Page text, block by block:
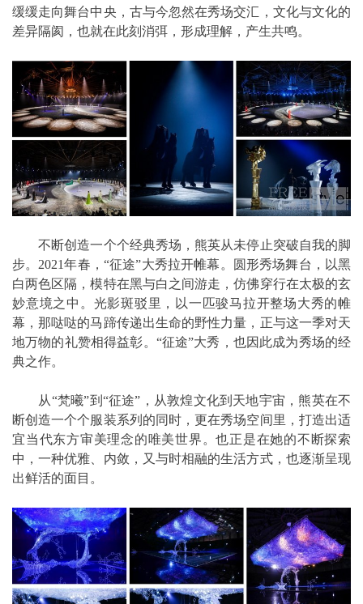
缓缓走向舞台中央，古与今忽然在秀场交汇，文化与文化的
差异隔阂，也就在此刻消弭，形成理解，产生共鸣。
不断创造一个个经典秀场，熊英从未停止突破自我的脚
步。2021年春，“征途”大秀拉开帷幕。圆形秀场舞台，以黑
白两色区隔，模特在黑与白之间游走，仿佛穿行在太极的玄
妙意境之中。光影斑驳里，以一匹骏马拉开整场大秀的帷
幕，那哒哒的马蹄传递出生命的野性力量，正与这一季对天
地万物的礼赞相得益彰。“征途”大秀，也因此成为秀场的经
典之作。
从“梵曦”到“征途”，从敦煌文化到天地宇宙，熊英在不
断创造一个个服装系列的同时，更在秀场空间里，打造出适
宜当代东方审美理念的唯美世界。也正是在她的不断探索
中，一种优雅、内敛，又与时相融的生活方式，也逐渐呈现
出鲜活的面目。